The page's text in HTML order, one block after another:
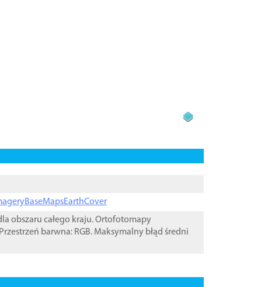
obszaru całego kraju. Ortofotomapy
barwna: RGB. Maksymalny błąd średni